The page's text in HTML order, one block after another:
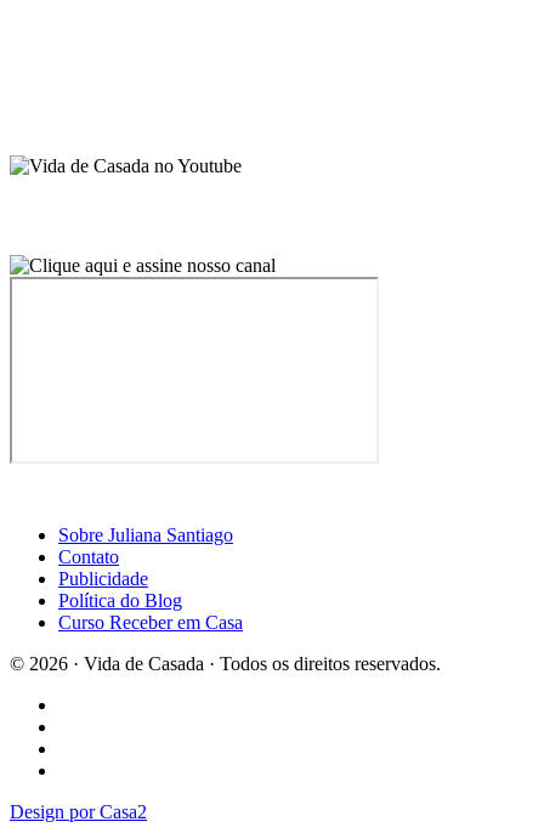
Contato
Publicidade
Política do Blog
Curso Receber em Casa
© 2026 · Vida de Casada · Todos os direitos reservados.